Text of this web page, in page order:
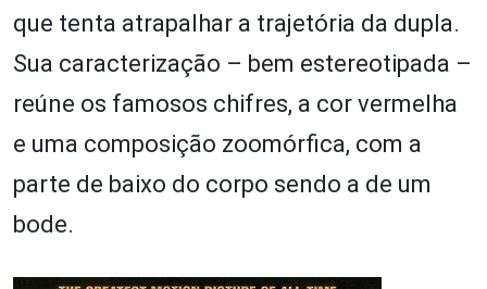
que tenta atrapalhar a trajetória da dupla.
Sua caracterização – bem estereotipada –
reúne os famosos chifres, a cor vermelha
e uma composição zoomórfica, com a
parte de baixo do corpo sendo a de um
bode.